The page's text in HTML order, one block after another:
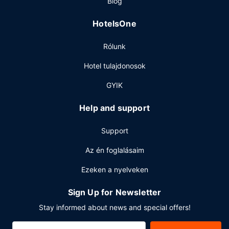
Amerikai ételek típusú ételekkel vár ArtBar, mely egy
is étkezhetsz. Snackeket a kávézó is kínál.
recepció és poggyászok tárolása lehetséges is igénybe
vehető. Cambridge városában tervez valamilyen
négyzetméter) konferenciatér és 18 tárgyalótermek céljára
fenntartott területtel rendelkezik. Az autóval érkező
HotelsOne
Rólunk
Hotel tulajdonosok
GYIK
Help and support
Support
Az én foglalásaim
Ezeken a nyelveken
Sign Up for Newsletter
Stay informed about news and special offers!